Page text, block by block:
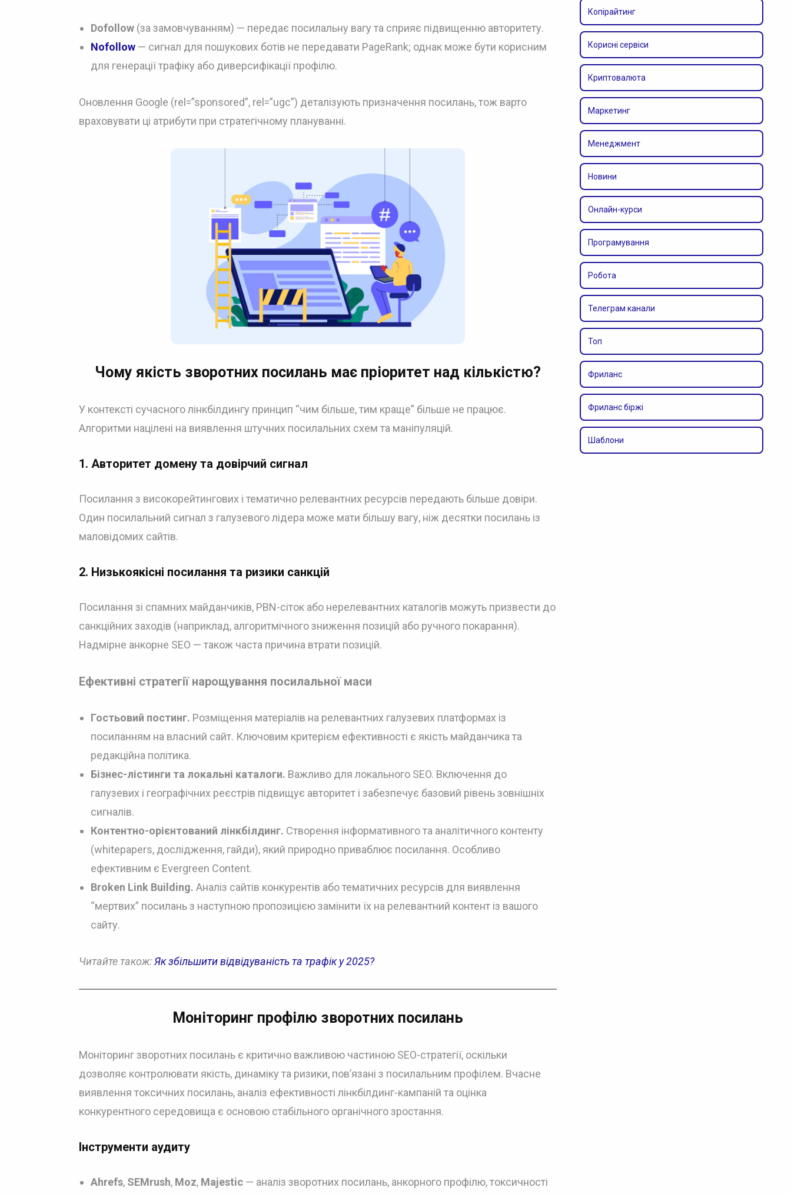
Dofollow (за замовчуванням) — передає посилальну вагу та сприяє підвищенню авторитету.
Nofollow — сигнал для пошукових ботів не передавати PageRank; однак може бути корисним
для генерації трафіку або диверсифікації профілю.
Оновлення Google (rel=”sponsored”, rel=”ugc”) деталізують призначення посилань, тож варто
враховувати ці атрибути при стратегічному плануванні.
Чому якість зворотних посилань має пріоритет над кількістю?
У контексті сучасного лінкбілдингу принцип “чим більше, тим краще” більше не працює.
Алгоритми націлені на виявлення штучних посилальних схем та маніпуляцій.
1. Авторитет домену та довірчий сигнал
Посилання з високорейтингових і тематично релевантних ресурсів передають більше довіри.
Один посилальний сигнал з галузевого лідера може мати більшу вагу, ніж десятки посилань із
маловідомих сайтів.
2. Низькоякісні посилання та ризики санкцій
Посилання зі спамних майданчиків, PBN-сіток або нерелевантних каталогів можуть призвести до
санкційних заходів (наприклад, алгоритмічного зниження позицій або ручного покарання).
Надмірне анкорне SEO — також часта причина втрати позицій.
Ефективні стратегії нарощування посилальної маси
Гостьовий постинг. Розміщення матеріалів на релевантних галузевих платформах із
посиланням на власний сайт. Ключовим критерієм ефективності є якість майданчика та
редакційна політика.
Бізнес-лістинги та локальні каталоги. Важливо для локального SEO. Включення до
галузевих і географічних реєстрів підвищує авторитет і забезпечує базовий рівень зовнішніх
сигналів.
Контентно-орієнтований лінкбілдинг. Створення інформативного та аналітичного контенту
(whitepapers, дослідження, гайди), який природно приваблює посилання. Особливо
ефективним є Evergreen Content.
Broken Link Building. Аналіз сайтів конкурентів або тематичних ресурсів для виявлення
“мертвих” посилань з наступною пропозицією замінити їх на релевантний контент із вашого
сайту.
Читайте також:Як збільшити відвідуваність та трафік у 2025?
Моніторинг профілю зворотних посилань
Моніторинг зворотних посилань є критично важливою частиною SEO-стратегії, оскільки
дозволяє контролювати якість, динаміку та ризики, пов’язані з посилальним профілем. Вчасне
виявлення токсичних посилань, аналіз ефективності лінкбілдинг-кампаній та оцінка
конкурентного середовища є основою стабільного органічного зростання.
Інструменти аудиту
Ahrefs, SEMrush, Moz, Majestic — аналіз зворотних посилань, анкорного профілю, токсичності
Копірайтинг
Корисні сервіси
Криптовалюта
Маркетинг
Менеджмент
Новини
Онлайн-курси
Програмування
Робота
Телеграм канали
Топ
Фриланс
Фриланс біржі
Шаблони